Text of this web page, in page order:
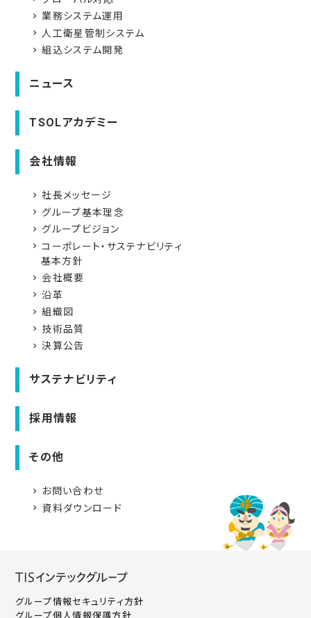
navigate_next 業務システム運用
navigate_next 人工衛星管制システム
navigate_next 組込システム開発
ニュース
TSOLアカデミー
会社情報
navigate_next 社長メッセージ
navigate_next グループ基本理念
navigate_next グループビジョン
navigate_next
コーポレート・サステナビリティ
基本方針
navigate_next 会社概要
navigate_next 沿革
navigate_next 組織図
navigate_next 技術品質
navigate_next 決算公告
サステナビリティ
採用情報
その他
navigate_next お問い合わせ
navigate_next 資料ダウンロード
グループ情報セキュリティ方針
グループ個人情報保護方針